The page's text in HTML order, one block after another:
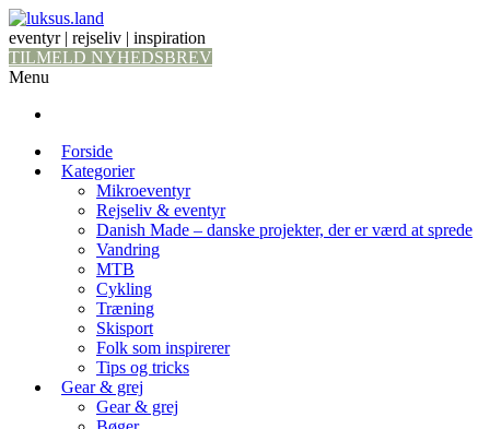
eventyr | rejseliv | inspiration
TILMELD NYHEDSBREV
Menu
Forside
Kategorier
Mikroeventyr
Rejseliv & eventyr
Danish Made – danske projekter, der er værd at sprede
Vandring
MTB
Cykling
Træning
Skisport
Folk som inspirerer
Tips og tricks
Gear & grej
Gear & grej